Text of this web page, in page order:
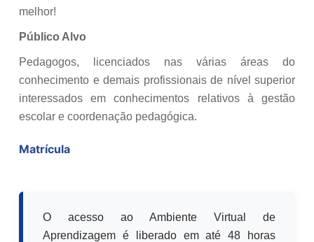
melhor!
Público Alvo
Pedagogos, licenciados nas várias áreas do
conhecimento e demais profissionais de nível superior
interessados em conhecimentos relativos à gestão
escolar e coordenação pedagógica.
Matrícula
O acesso ao Ambiente Virtual de
Aprendizagem é liberado em até 48 horas